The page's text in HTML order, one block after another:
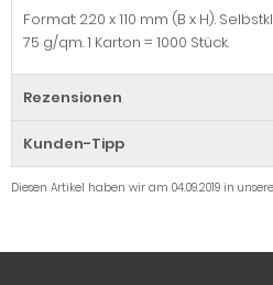
Format: 220 x 110 mm (B x H).
75 g/qm. 1 Karton = 1000 Stück.
Rezensionen
Kunden-Tipp
Diesen Artikel haben wir am 04.09.2019 in